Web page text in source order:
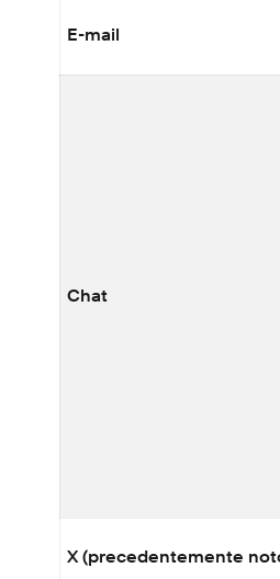
E-mail
Chat
X (precedentemente